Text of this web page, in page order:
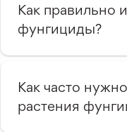
Как правильно
фунгициды?
Как часто
растения